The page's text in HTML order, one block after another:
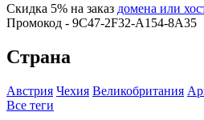
Скидка 5% на заказ домена или
Промокод - 9C47-2F32-A154-8A35
Страна
Австрия Чехия Великобритания
Все теги